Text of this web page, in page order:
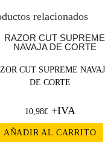
relacionados
CUT SUPREME
DE CORTE
10,98€+IVA
AÑADIR AL CARRITO